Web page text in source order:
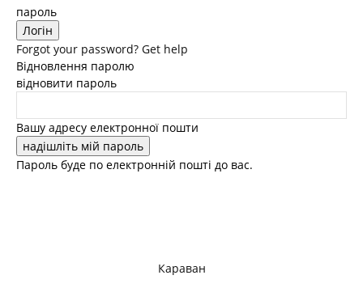
пароль
Forgot your password? Get help
Відновлення паролю
відновити пароль
Вашу адресу електронної пошти
Пароль буде по електронній пошті до вас.
Караван